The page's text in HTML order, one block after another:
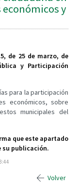
y
de 25 de marzo, de
y Participación
para la participación
económicos, sobre
municipales del
que este apartado
su publicación.
Volver